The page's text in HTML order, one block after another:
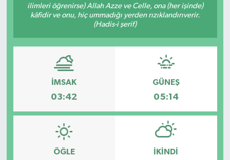
ilimleri öğrenirse) Allah Azze ve Celle, ona (her işinde)
kâfidir ve onu, hiç ummadığı yerden rızıklandırıverir.
(Hadis-i şerif)
İMSAK
03:42
GÜNEŞ
05:14
ÖĞLE İKINDI